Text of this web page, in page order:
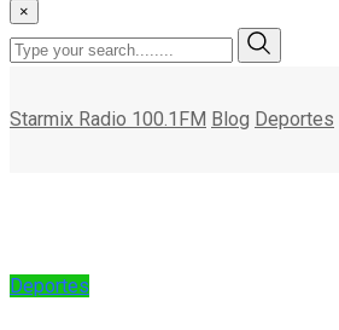
×
Starmix Radio 100.1FM Blog Deportes
Deportes